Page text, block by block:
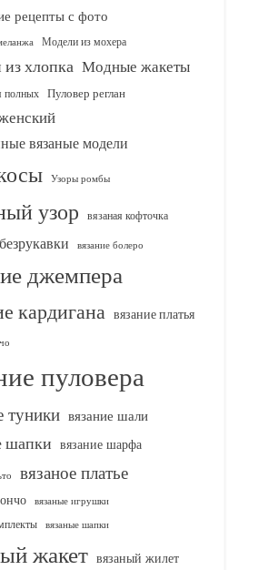
рецепты с фото
Модели из мохера
хлопка Модные жакеты
полных Пуловер реглан
вязаные модели
Узоры ромбы
узор вязаная кофточка
вязание болеро
джемпера
кардигана вязание платья
пуловера
туники вязание шали
шапки вязание шарфа
вязаное платье
вязаные игрушки
вязаные шапки
жакет вязаный жилет